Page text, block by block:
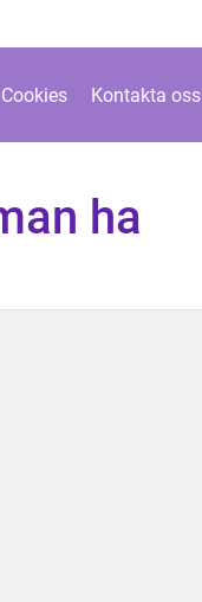
Cookies Kontakta oss
ha